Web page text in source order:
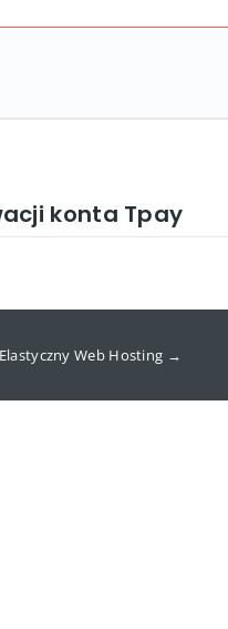
konta Tpay
Elastyczny Web Hosting →